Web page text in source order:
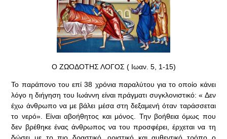
Ο ΖΩΟΔΟΤΗΣ ΛΟΓΟΣ ( Ιωαν. 5, 1-15)
Το παράπονο του επί 38 χρόνια παραλύτου για το οποίο κάνει
λόγο η διήγηση του Ιωάννη είναι πράγματι συγκλονιστικό: « Δεν
έχω άνθρωπο να με βάλει μέσα στη δεξαμενή όταν ταράσσεται
το νερό». Είναι αβοήθητος και μόνος. Την βοήθεια όμως που
δεν βρέθηκε ένας άνθρωπος να του προσφέρει, έρχεται να τη